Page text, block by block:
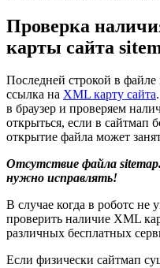
Проверка
карты сайта
Последней строкой в
ссылка на XML карту сайта
в браузер и проверяем
открыться, если в сайтмап
открытие файла может
Отсутствие файла
нужно исправлять!
В случае когда в роботс не
проверить наличие XML
различных бесплатных
Если физически сайтмап